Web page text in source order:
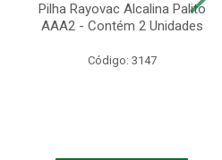
Pilha Rayovac Alcalina Palito
AAA2 - Contém 2 Unidades
Código: 3147